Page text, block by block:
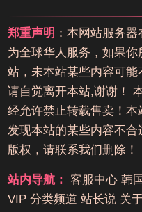
郑重声明 ：本网站服务
为全球华人服务，如果
站，未本站某些内容可
请自觉离开本站,谢谢！
经允许禁止转载售卖！
发现本站的某些内容不
版权，请联系我们删除！
站内导航： 客服中心 韩
VIP 分类频道 站长说 关